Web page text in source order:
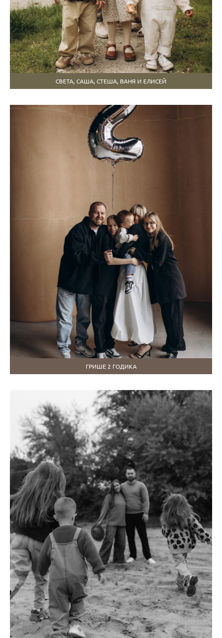
СВЕТА, САША, СТЕША, ВАНЯ И ЕЛИСЕЙ
ГРИШЕ 2 ГОДИКА